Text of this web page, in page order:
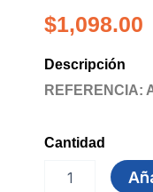
$1,098.00
Descripción
REFERENCIA:
Cantidad
DOBLE